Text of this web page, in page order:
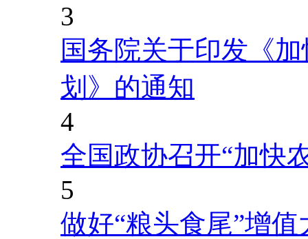
3
国务院关于印发《
划》的通知
4
全国政协召开“加快
5
做好“粮头食尾”增值